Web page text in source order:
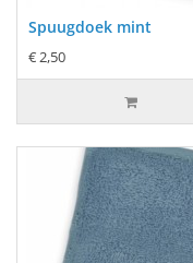
Spuugdoek mint
€ 2,50